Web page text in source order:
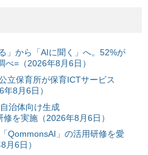
」から「AIに聞く」へ。52%が
=（2026年8月6日）
立保育所が保育ICTサービス
8月6日）
治体向け生成
を実施（2026年8月6日）
QommonsAI」の活用研修を愛
6日）